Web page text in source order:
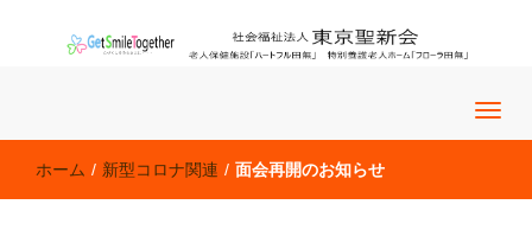
ホーム / 新型コロナ関連 / 面会再開のお知らせ